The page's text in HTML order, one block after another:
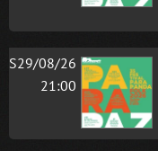
S29/08/26
21:00